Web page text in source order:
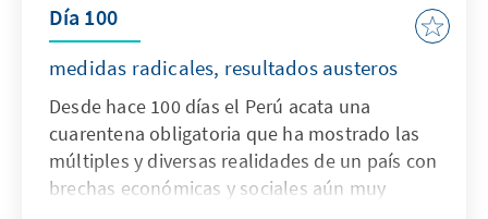
Día 100
medidas radicales, resultados austeros
Desde hace 100 días el Perú acata una
cuarentena obligatoria que ha mostrado las
múltiples y diversas realidades de un país con
brechas económicas y sociales aún muy